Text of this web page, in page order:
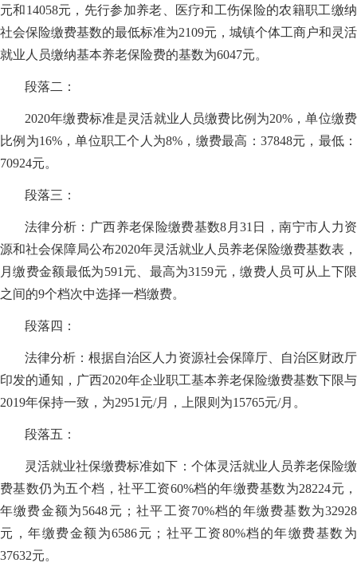
元和14058元，先行参加养老、医疗和工伤保险的农籍职工缴纳
社会保险缴费基数的最低标准为2109元，城镇个体工商户和灵活
就业人员缴纳基本养老保险费的基数为6047元。
段落二：
2020年缴费标准是灵活就业人员缴费比例为20%，单位缴费
比例为16%，单位职工个人为8%，缴费最高：37848元，最低：
70924元。
段落三：
法律分析：广西养老保险缴费基数8月31日，南宁市人力资
源和社会保障局公布2020年灵活就业人员养老保险缴费基数表，
月缴费金额最低为591元、最高为3159元，缴费人员可从上下限
之间的9个档次中选择一档缴费。
段落四：
法律分析：根据自治区人力资源社会保障厅、自治区财政厅
印发的通知，广西2020年企业职工基本养老保险缴费基数下限与
2019年保持一致，为2951元/月，上限则为15765元/月。
段落五：
灵活就业社保缴费标准如下：个体灵活就业人员养老保险缴
费基数仍为五个档，社平工资60%档的年缴费基数为28224元，
年缴费金额为5648元；社平工资70%档的年缴费基数为32928
元，年缴费金额为6586元；社平工资80%档的年缴费基数为
37632元。